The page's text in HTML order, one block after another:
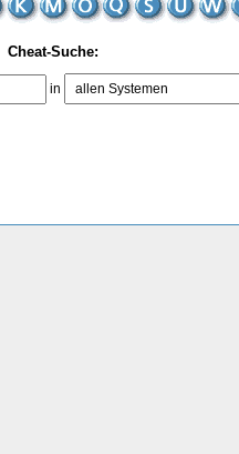
Cheat-Suche:
in